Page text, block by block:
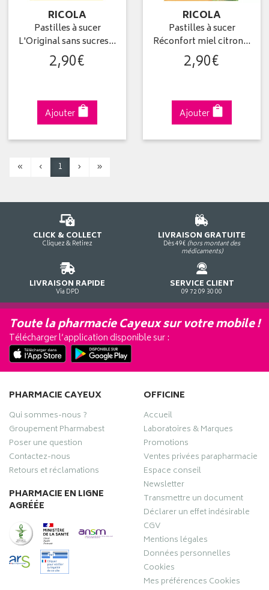
RICOLA
Pastilles à sucer
L'Original sans sucres…
2,90€
Ajouter
RICOLA
Pastilles à sucer
Réconfort miel citron…
2,90€
Ajouter
« ‹ 1 › »
CLICK & COLLECT
Cliquez & Retirez
LIVRAISON GRATUITE
Dès 49€ (hors montant des
médicaments)
LIVRAISON RAPIDE
Via DPD
SERVICE CLIENT
09 72 09 30 00
Toute la pharmacie Cayeux sur votre mobile !
Télécharger l’application disponible sur :
PHARMACIE CAYEUX
Qui sommes-nous ?
Groupement Pharmabest
Poser une question
Contactez-nous
Retours et réclamations
PHARMACIE EN LIGNE
AGRÉÉE
OFFICINE
Accueil
Laboratoires & Marques
Promotions
Ventes privées parapharmacie
Espace conseil
Newsletter
Transmettre un document
Déclarer un effet indésirable
CGV
Mentions légales
Données personnelles
Cookies
Mes préférences Cookies